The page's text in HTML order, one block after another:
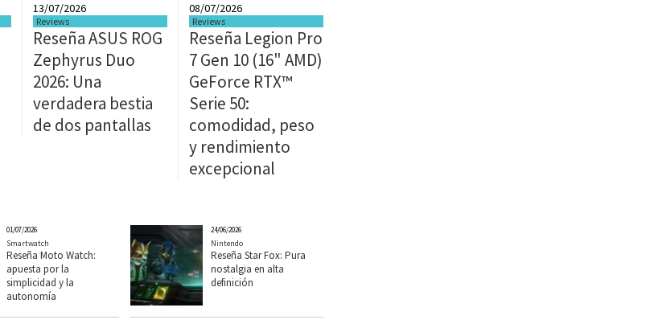
13/07/2026
Reviews
Reseña ASUS ROG
Zephyrus Duo
2026: Una
verdadera bestia
de dos pantallas
08/07/2026
Reviews
Reseña Legion Pro
7 Gen 10 (16" AMD)
GeForce RTX™
Serie 50:
comodidad, peso
y rendimiento
excepcional
01/07/2026
Smartwatch
Reseña Moto Watch:
apuesta por la
simplicidad y la
autonomía
24/06/2026
Nintendo
Reseña Star Fox: Pura
nostalgia en alta
definición